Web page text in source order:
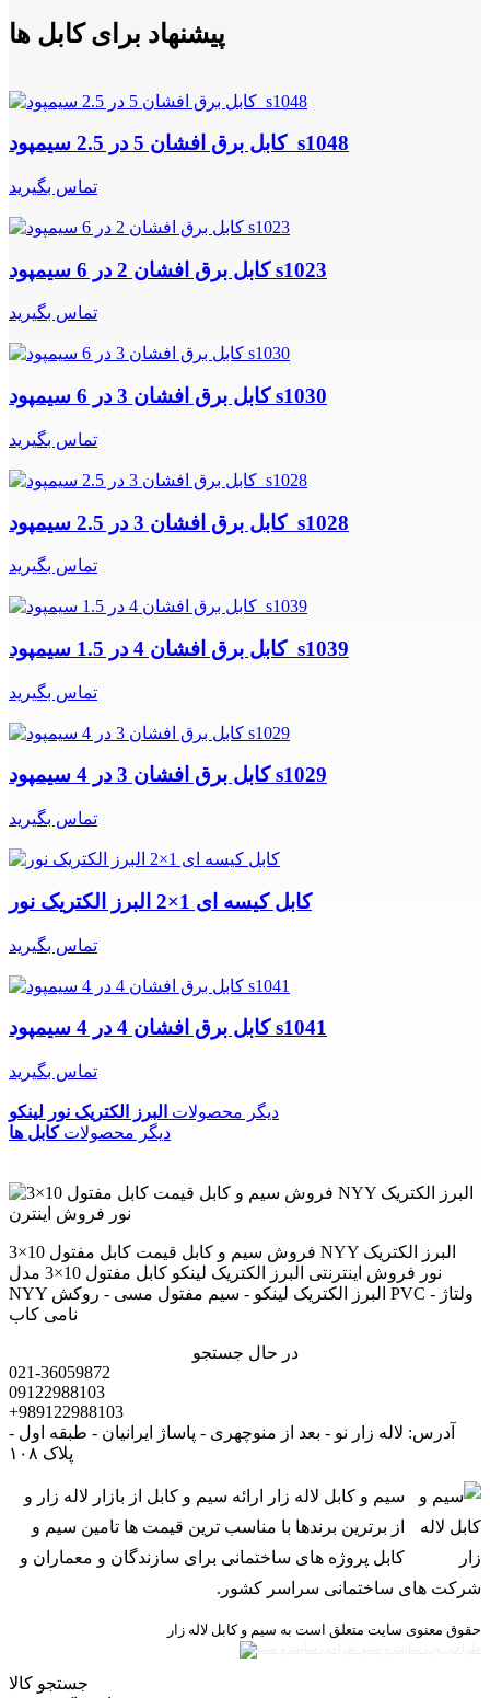
پیشنهاد برای کابل ها
کابل برق افشان 5 در 2.5 سیمپود s1048
تماس بگیرید
کابل برق افشان 2 در 6 سیمپود s1023
تماس بگیرید
کابل برق افشان 3 در 6 سیمپود s1030
تماس بگیرید
کابل برق افشان 3 در 2.5 سیمپود s1028
تماس بگیرید
کابل برق افشان 4 در 1.5 سیمپود s1039
تماس بگیرید
کابل برق افشان 3 در 4 سیمپود s1029
تماس بگیرید
کابل کیسه ای 1×2 البرز الکتریک نور
تماس بگیرید
کابل برق افشان 4 در 4 سیمپود s1041
تماس بگیرید
دیگر محصولات البرز الکتریک نور لینکو
دیگر محصولاتکابل ها
فروش سیم و کابل قیمت کابل مفتول 10×3 NYY البرز الکتریک
نور فروش اینترنتی البرز الکتریک لینکو کابل مفتول 10×3 مدل
NYY البرز الکتریک لینکو - سیم مفتول مسی - روکش PVC - ولتاژ
نامی کاب
در حال جستجو
021-36059872
09122988103
+989122988103
آدرس: لاله زار نو - بعد از منوچهری - پاساژ ایرانیان - طبقه اول -
پلاک ۱۰۸
سیم و کابل لاله زار ارائه سیم و کابل از بازار لاله زار و
از برترین برندها با مناسب ترین قیمت ها تامین سیم و
کابل پروژه های ساختمانی برای سازندگان و معماران و
شرکت های ساختمانی سراسر کشور.
حقوق معنوی سایت متعلق است به سیم و کابل لاله زار
جستجو کالا